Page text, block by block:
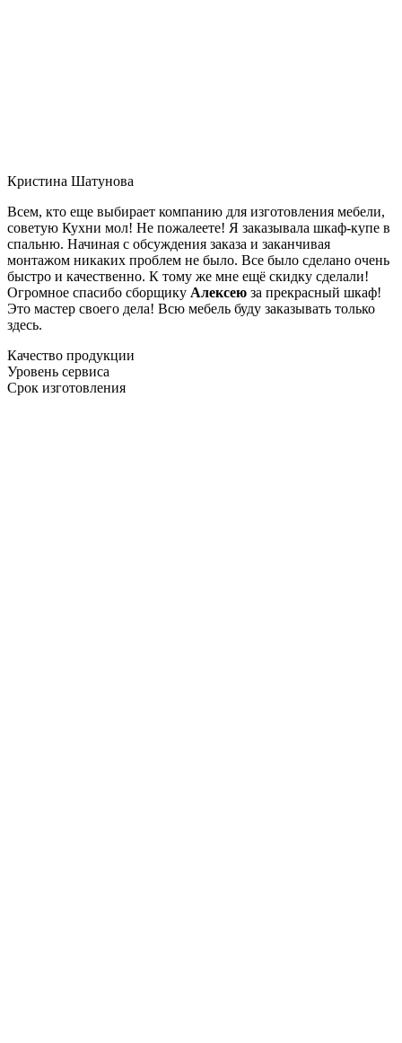
Кристина Шатунова
Всем, кто еще выбирает компанию для изготовления мебели,
советую Кухни мол! Не пожалеете! Я заказывала шкаф-купе в
спальню. Начиная с обсуждения заказа и заканчивая
монтажом никаких проблем не было. Все было сделано очень
быстро и качественно. К тому же мне ещё скидку сделали!
Огромное спасибо сборщику Алексею за прекрасный шкаф!
Это мастер своего дела! Всю мебель буду заказывать только
здесь.
Качество продукции
Уровень сервиса
Срок изготовления